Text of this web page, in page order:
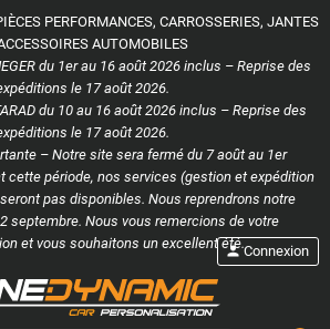
PERFORMANCES, CARROSSERIES, JANTES
AUTOMOBILES
du 1er au 16 août 2026 inclus – Reprise des
le 17 août 2026.
du 10 au 16 août 2026 inclus – Reprise des
le 17 août 2026.
– Notre site sera fermé du 7 août au 1er
cette période, nos services (gestion et expédition
pas disponibles. Nous reprendrons notre
septembre. Nous vous remercions de votre
et vous souhaitons un excellent été.
person Connexion